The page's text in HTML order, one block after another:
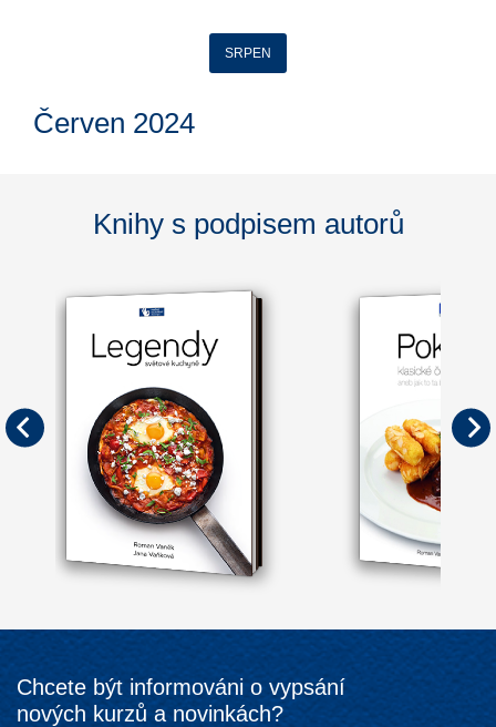
SRPEN
Červen 2024
Knihy s podpisem autorů
Chcete být informováni o vypsání
nových kurzů a novinkách?